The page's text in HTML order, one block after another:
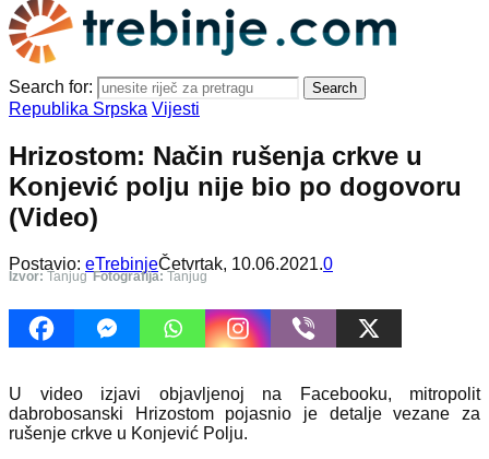
Search for: Search
Republika Srpska Vijesti
Hrizostom: Način rušenja crkve u
Konjević polju nije bio po dogovoru
(Video)
Postavio: eTrebinjeČetvrtak, 10.06.2021.0
Izvor: Tanjug Fotografija: Tanjug
U video izjavi objavljenoj na Facebooku, mitropolit
dabrobosanski Hrizostom pojasnio je detalje vezane za
rušenje crkve u Konjević Polju.